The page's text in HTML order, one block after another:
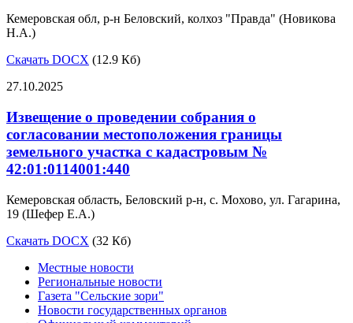
Кемеровская обл, р-н Беловский, колхоз "Правда" (Новикова
Н.А.)
Скачать DOCX (12.9 Кб)
27.10.2025
Извещение о проведении собрания о
согласовании местоположения границы
земельного участка с кадастровым №
42:01:0114001:440
Кемеровская область, Беловский р-н, с. Мохово, ул. Гагарина,
19 (Шефер Е.А.)
Скачать DOCX (32 Кб)
Местные новости
Региональные новости
Газета "Сельские зори"
Новости государственных органов